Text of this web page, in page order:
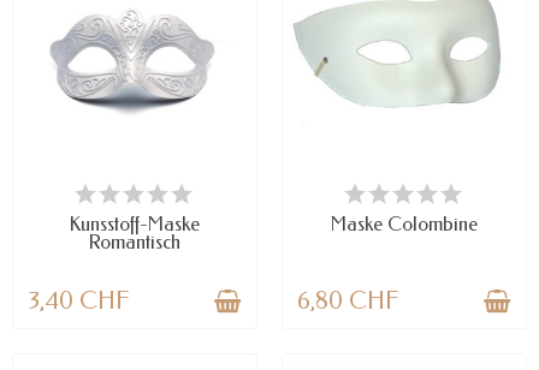
VERFÜGBAR
Kunsstoff-Maske
Romantisch
3,40 CHF
NUR NOCH WENIGE TEILE
VERFÜGBAR
Maske Colombine
6,80 CHF